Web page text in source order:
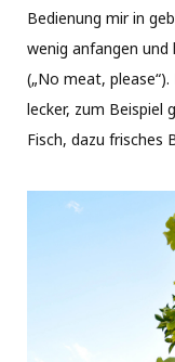
Bedienung mir in
wenig anfangen
(„No meat,
lecker, zum Beispiel
Fisch, dazu frisches